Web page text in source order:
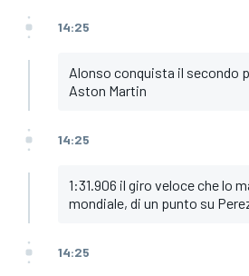
14:25
Alonso conquista il secondo
Aston Martin
14:25
1:31.906 il giro veloce che lo
mondiale, di un punto su
14:25